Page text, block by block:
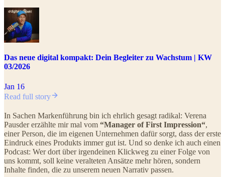
Das neue digital kompakt: Dein Begleiter zu Wachstum | KW
03/2026
Jan 16
Read full story
In Sachen Markenführung bin ich ehrlich gesagt radikal: Verena
Pausder erzählte mir mal vom “Manager of First Impression“,
einer Person, die im eigenen Unternehmen dafür sorgt, dass der erste
Eindruck eines Produkts immer gut ist. Und so denke ich auch einen
Podcast: Wer dort über irgendeinen Klickweg zu einer Folge von
uns kommt, soll keine veralteten Ansätze mehr hören, sondern
Inhalte finden, die zu unserem neuen Narrativ passen.